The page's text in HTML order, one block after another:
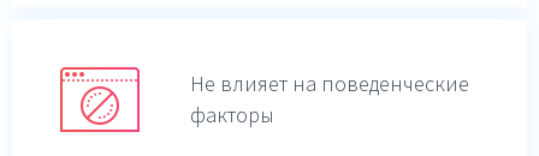
Не влияет на поведенческие
факторы